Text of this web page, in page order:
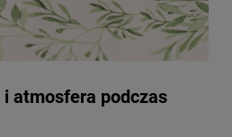
atmosfera podczas